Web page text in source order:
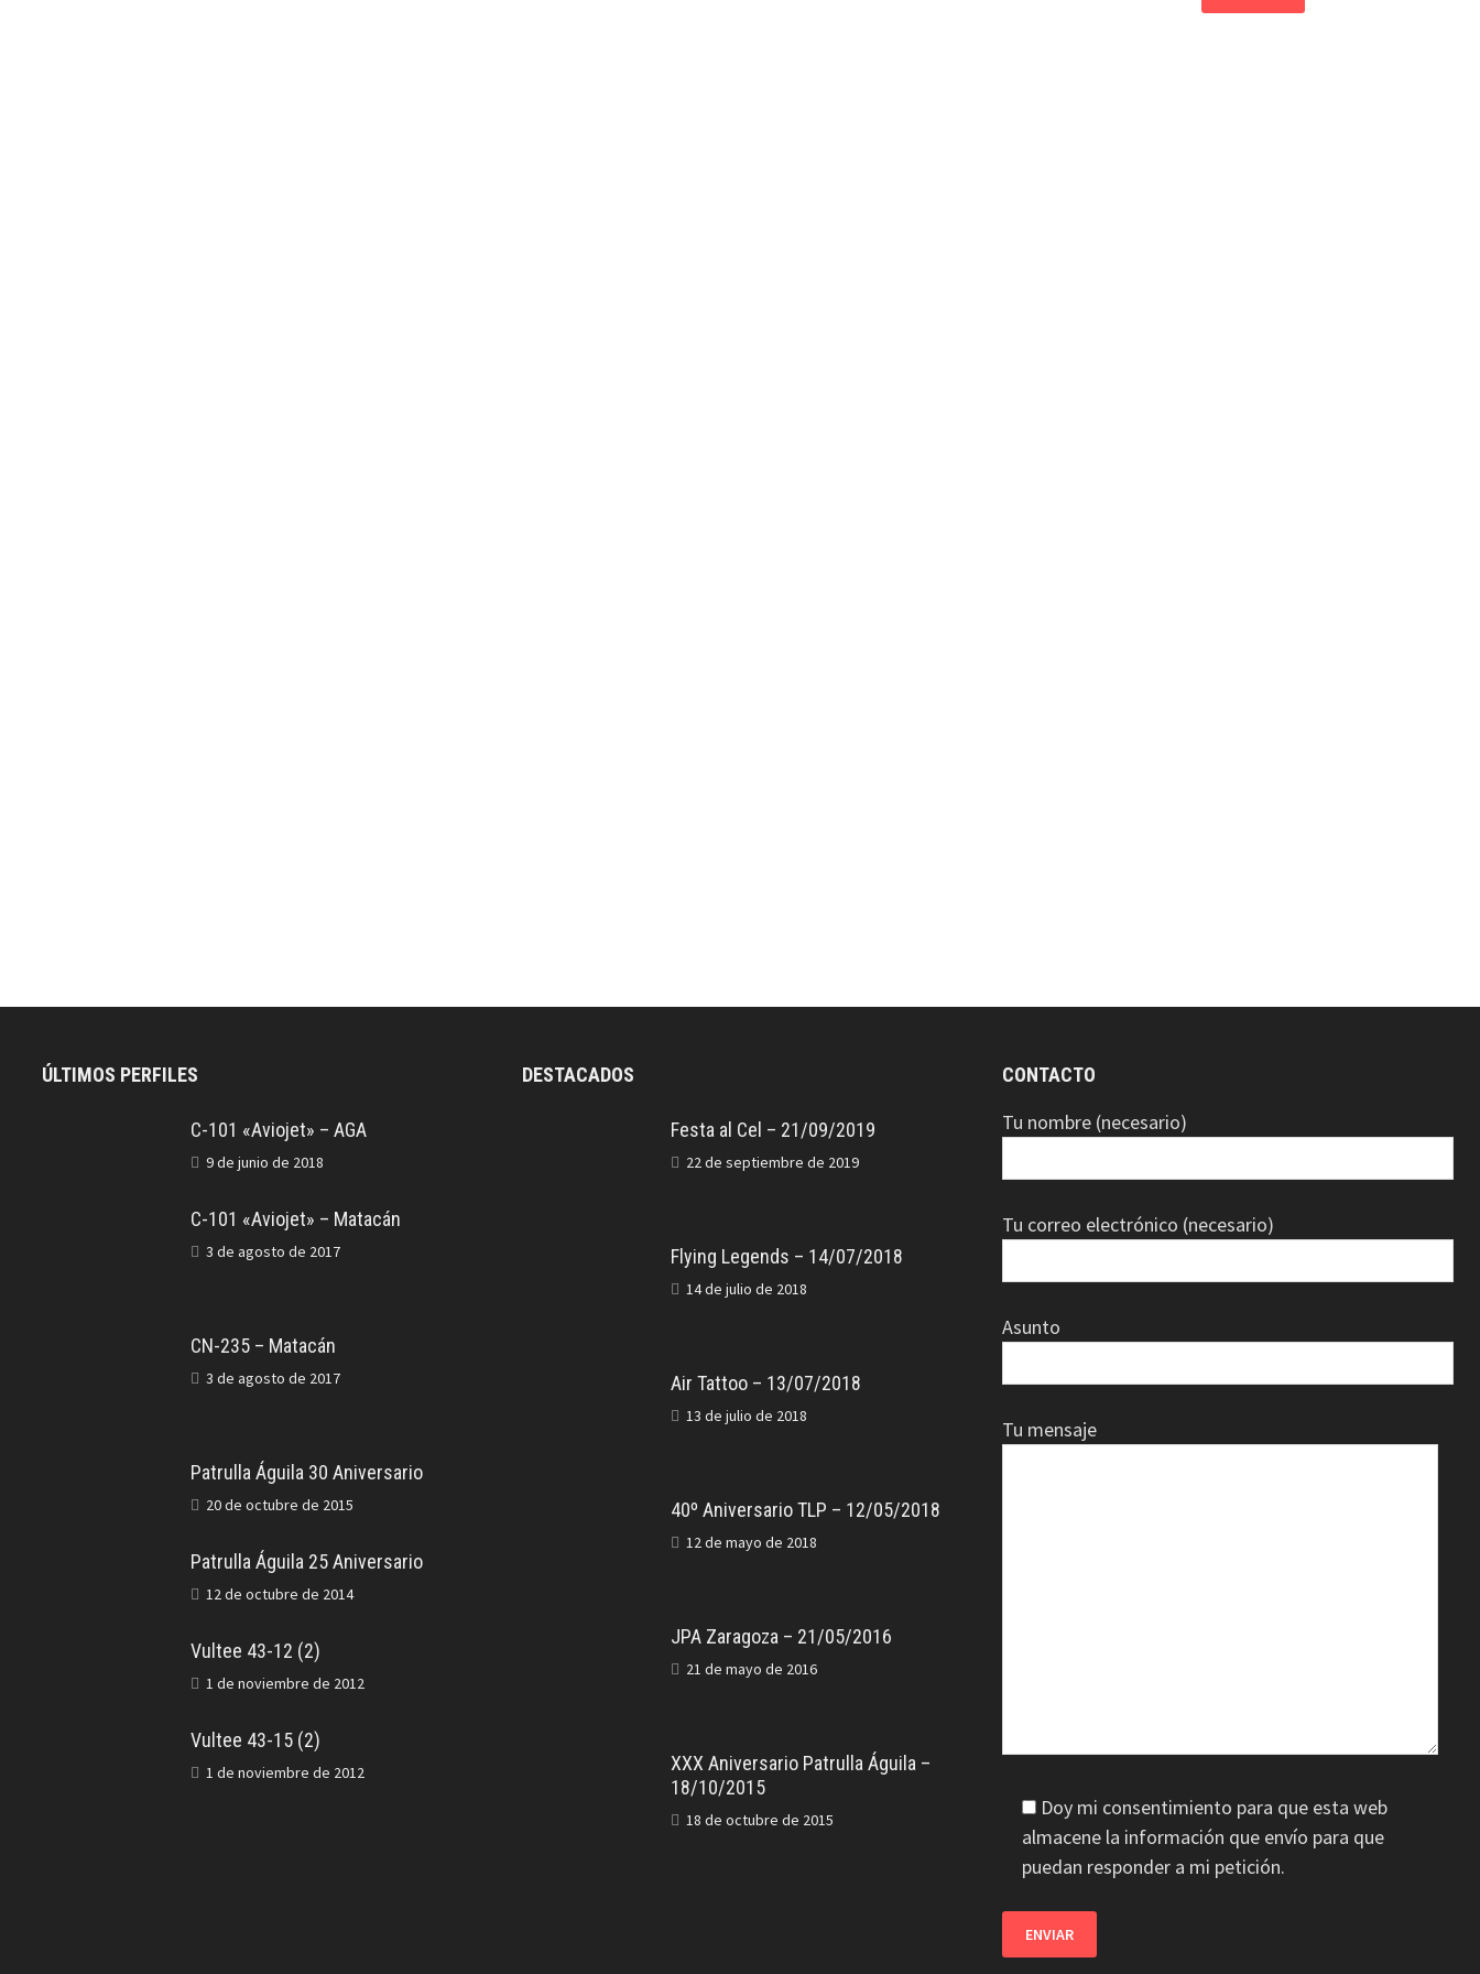
ÚLTIMOS PERFILES
C-101 «Aviojet» – AGA
9 de junio de 2018
C-101 «Aviojet» – Matacán
3 de agosto de 2017
CN-235 – Matacán
3 de agosto de 2017
Patrulla Águila 30 Aniversario
20 de octubre de 2015
Patrulla Águila 25 Aniversario
12 de octubre de 2014
Vultee 43-12 (2)
1 de noviembre de 2012
Vultee 43-15 (2)
1 de noviembre de 2012
DESTACADOS
Festa al Cel – 21/09/2019
22 de septiembre de 2019
Flying Legends – 14/07/2018
14 de julio de 2018
Air Tattoo – 13/07/2018
13 de julio de 2018
40º Aniversario TLP – 12/05/2018
12 de mayo de 2018
JPA Zaragoza – 21/05/2016
21 de mayo de 2016
XXX Aniversario Patrulla Águila –
18/10/2015
18 de octubre de 2015
CONTACTO
Tu nombre (necesario)
Tu correo electrónico (necesario)
Asunto
Tu mensaje
Doy mi consentimiento para que esta web
almacene la información que envío para que
puedan responder a mi petición.